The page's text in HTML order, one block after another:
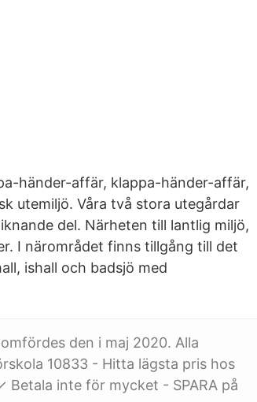
händer-affär, klappa-händer-affär,
utemiljö. Våra två stora utegårdar
del. Närheten till lantlig miljö,
I närområdet finns tillgång till det
ishall och badsjö med
den i maj 2020. Alla
10833 - Hitta lägsta pris hos
inte för mycket - SPARA på